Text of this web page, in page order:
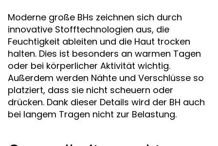
Moderne große BHs zeichnen sich durch
innovative Stofftechnologien aus, die
Feuchtigkeit ableiten und die Haut trocken
halten. Dies ist besonders an warmen Tagen
oder bei körperlicher Aktivität wichtig.
Außerdem werden Nähte und Verschlüsse so
platziert, dass sie nicht scheuern oder
drücken. Dank dieser Details wird der BH auch
bei langem Tragen nicht zur Belastung.